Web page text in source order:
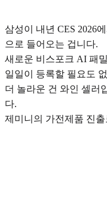
삼성이 내년 CES 2026
으로 들어오는 겁니다.
새로운 비스포크 AI 패
일일이 등록할 필요도
더 놀라운 건 와인 셀러
다.
제미니의 가전제품 진